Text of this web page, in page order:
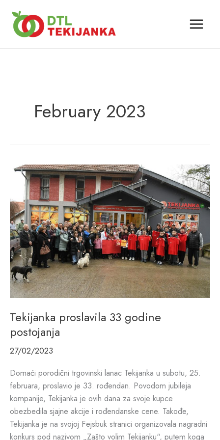
content
February 2023
Tekijanka proslavila 33 godine
postojanja
27/02/2023
Domaći porodični trgovinski lanac Tekijanka u subotu, 25.
februara, proslavio je 33. rođendan. Povodom jubileja
kompanije, Tekijanka je ovih dana za svoje kupce
obezbedila sjajne akcije i rođendanske cene. Takođe,
Tekijanka je na svojoj Fejsbuk stranici organizovala nagradni
konkurs pod nazivom „Zašto volim Tekijanku“, putem koga